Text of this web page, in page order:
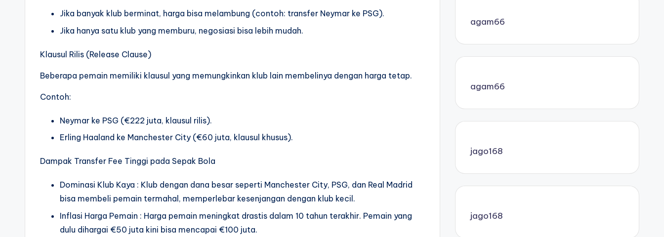
Jika banyak klub berminat, harga bisa melambung (contoh: transfer Neymar ke PSG).
Jika hanya satu klub yang memburu, negosiasi bisa lebih mudah.
Klausul Rilis (Release Clause)
Beberapa pemain memiliki klausul yang memungkinkan klub lain membelinya dengan harga tetap.
Contoh:
Neymar ke PSG (€222 juta, klausul rilis).
Erling Haaland ke Manchester City (€60 juta, klausul khusus).
Dampak Transfer Fee Tinggi pada Sepak Bola
Dominasi Klub Kaya : Klub dengan dana besar seperti Manchester City, PSG, dan Real Madrid
bisa membeli pemain termahal, memperlebar kesenjangan dengan klub kecil.
Inflasi Harga Pemain : Harga pemain meningkat drastis dalam 10 tahun terakhir. Pemain yang
dulu dihargai €50 juta kini bisa mencapai €100 juta.
agam66
agam66
jago168
jago168